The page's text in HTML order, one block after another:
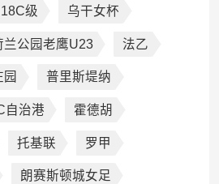
级 乌干女杯
兰公园老鹰U23 法乙
园 普里斯堤纳
自治港 霍德胡
托基联 罗甲
朗赛斯顿城女足